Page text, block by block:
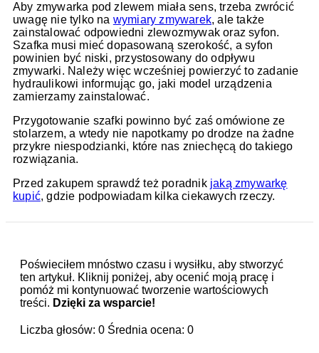
Aby zmywarka pod zlewem miała sens, trzeba zwrócić
uwagę nie tylko na wymiary zmywarek, ale także
zainstalować odpowiedni zlewozmywak oraz syfon.
Szafka musi mieć dopasowaną szerokość, a syfon
powinien być niski, przystosowany do odpływu
zmywarki. Należy więc wcześniej powierzyć to zadanie
hydraulikowi informując go, jaki model urządzenia
zamierzamy zainstalować.
Przygotowanie szafki powinno być zaś omówione ze
stolarzem, a wtedy nie napotkamy po drodze na żadne
przykre niespodzianki, które nas zniechęcą do takiego
rozwiązania.
Przed zakupem sprawdź też poradnik jaką zmywarkę
kupić, gdzie podpowiadam kilka ciekawych rzeczy.
Poświeciłem mnóstwo czasu i wysiłku, aby stworzyć
ten artykuł. Kliknij poniżej, aby ocenić moją pracę i
pomóż mi kontynuować tworzenie wartościowych
treści. Dzięki za wsparcie!
Liczba głosów: 0 Średnia ocena: 0